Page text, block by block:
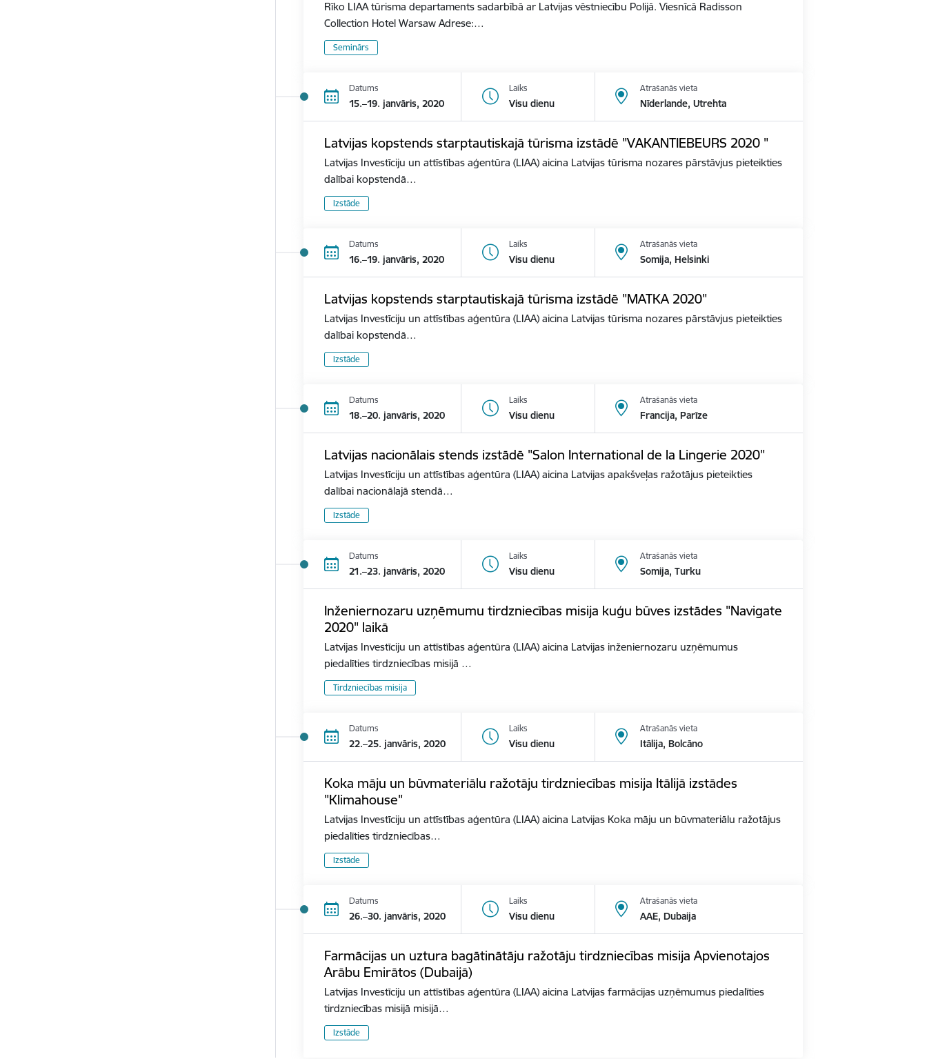
Rīko LIAA tūrisma departaments sadarbībā ar Latvijas vēstniecību Polijā. Viesnīcā Radisson
Collection Hotel Warsaw Adrese:…
Seminārs
Datums
15.–19. janvāris, 2020
Laiks
Visu dienu
Atrašanās vieta
Nīderlande, Utrehta
Latvijas kopstends starptautiskajā tūrisma izstādē "VAKANTIEBEURS 2020 "
Latvijas Investīciju un attīstības aģentūra (LIAA) aicina Latvijas tūrisma nozares pārstāvjus pieteikties
dalībai kopstendā…
Izstāde
Datums
16.–19. janvāris, 2020
Laiks
Visu dienu
Atrašanās vieta
Somija, Helsinki
Latvijas kopstends starptautiskajā tūrisma izstādē "MATKA 2020"
Latvijas Investīciju un attīstības aģentūra (LIAA) aicina Latvijas tūrisma nozares pārstāvjus pieteikties
dalībai kopstendā…
Izstāde
Datums
18.–20. janvāris, 2020
Laiks
Visu dienu
Atrašanās vieta
Francija, Parīze
Latvijas nacionālais stends izstādē "Salon International de la Lingerie 2020"
Latvijas Investīciju un attīstības aģentūra (LIAA) aicina Latvijas apakšveļas ražotājus pieteikties
dalībai nacionālajā stendā…
Izstāde
Datums
21.–23. janvāris, 2020
Laiks
Visu dienu
Atrašanās vieta
Somija, Turku
Inženiernozaru uzņēmumu tirdzniecības misija kuģu būves izstādes "Navigate
2020" laikā
Latvijas Investīciju un attīstības aģentūra (LIAA) aicina Latvijas inženiernozaru uzņēmumus
piedalīties tirdzniecības misijā …
Tirdzniecības misija
Datums
22.–25. janvāris, 2020
Laiks
Visu dienu
Atrašanās vieta
Itālija, Bolcāno
Koka māju un būvmateriālu ražotāju tirdzniecības misija Itālijā izstādes
"Klimahouse"
Latvijas Investīciju un attīstības aģentūra (LIAA) aicina Latvijas Koka māju un būvmateriālu ražotājus
piedalīties tirdzniecības…
Izstāde
Datums
26.–30. janvāris, 2020
Laiks
Visu dienu
Atrašanās vieta
AAE, Dubaija
Farmācijas un uztura bagātinātāju ražotāju tirdzniecības misija Apvienotajos
Arābu Emirātos (Dubaijā)
Latvijas Investīciju un attīstības aģentūra (LIAA) aicina Latvijas farmācijas uzņēmumus piedalīties
tirdzniecības misijā misijā…
Izstāde